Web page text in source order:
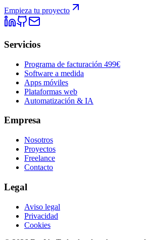
Empieza tu proyecto
Servicios
Programa de facturación 499€
Software a medida
Apps móviles
Plataformas web
Automatización & IA
Empresa
Nosotros
Proyectos
Freelance
Contacto
Legal
Aviso legal
Privacidad
Cookies